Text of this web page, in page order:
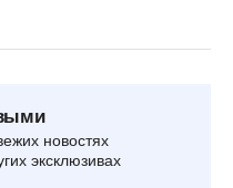
новостях
эксклюзивах